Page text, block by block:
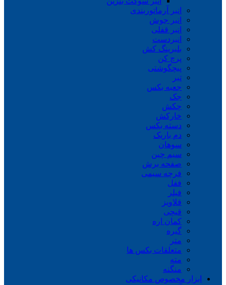
انبر آرماتوربندی
انبر جوش
انبر قفلی
انبردست
بلبرینگ کش
پرچ کن
پیچگوشتی
تبر
جعبه بکس
جک
چکش
خارکش
دسته بکس
دم باریک
سوهان
سیم چین
صفحه برش
فرچه سیمی
ففل
فیلر
قلاویز
قیچی
کمان اره
گیره
متر
متعلقات بکس ها
مته
منگنه
ابزار مخصوص مکانیکی